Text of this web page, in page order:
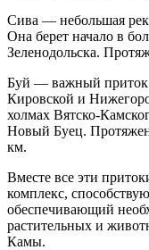
Сива — небольшая
Она берет начало в
Зеленодольска.
Буй — важный приток
Кировской и
холмах Вятско-
Новый Буец.
км.
Вместе все эти
комплекс,
обеспечивающий
растительных и
Камы.